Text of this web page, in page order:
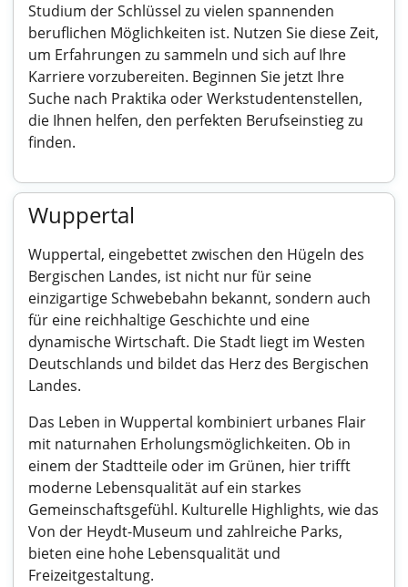
Studium der Schlüssel zu vielen spannenden
beruflichen Möglichkeiten ist. Nutzen Sie diese Zeit,
um Erfahrungen zu sammeln und sich auf Ihre
Karriere vorzubereiten. Beginnen Sie jetzt Ihre
Suche nach Praktika oder Werkstudentenstellen,
die Ihnen helfen, den perfekten Berufseinstieg zu
finden.
Wuppertal
Wuppertal, eingebettet zwischen den Hügeln des
Bergischen Landes, ist nicht nur für seine
einzigartige Schwebebahn bekannt, sondern auch
für eine reichhaltige Geschichte und eine
dynamische Wirtschaft. Die Stadt liegt im Westen
Deutschlands und bildet das Herz des Bergischen
Landes.
Das Leben in Wuppertal kombiniert urbanes Flair
mit naturnahen Erholungsmöglichkeiten. Ob in
einem der Stadtteile oder im Grünen, hier trifft
moderne Lebensqualität auf ein starkes
Gemeinschaftsgefühl. Kulturelle Highlights, wie das
Von der Heydt-Museum und zahlreiche Parks,
bieten eine hohe Lebensqualität und
Freizeitgestaltung.